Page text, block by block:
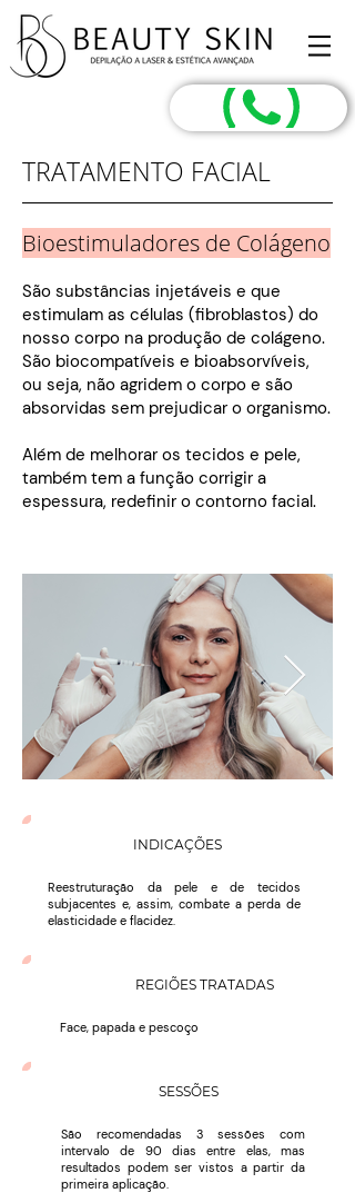
TRATAMENTO FACIAL
Bioestimuladores de Colágeno
São substâncias injetáveis e que
estimulam as células (fibroblastos) do
nosso corpo na produção de colágeno.
São biocompatíveis e bioabsorvíveis,
ou seja, não agridem o corpo e são
absorvidas sem prejudicar o organismo.
Além de melhorar os tecidos e pele,
também tem a função corrigir a
espessura, redefinir o contorno facial.
INDICAÇÕES
Reestruturação da pele e de tecidos
subjacentes e, assim, combate a perda de
elasticidade e flacidez.
REGIÕES TRATADAS
Face, papada e pescoço
SESSÕES
São recomendadas 3 sessões com
intervalo de 90 dias entre elas, mas
resultados podem ser vistos a partir da
primeira aplicação.